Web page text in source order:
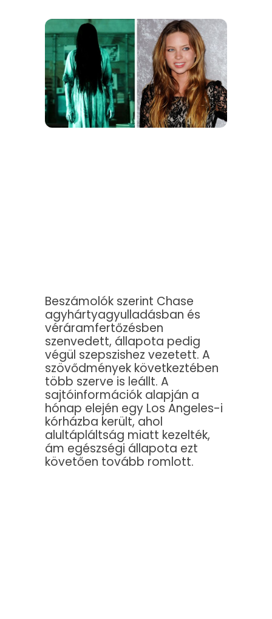
Beszámolók szerint Chase
agyhártyagyulladásban és
véráramfertőzésben
szenvedett, állapota pedig
végül szepszishez vezetett. A
szövődmények következtében
több szerve is leállt. A
sajtóinformációk alapján a
hónap elején egy Los Angeles-i
kórházba került, ahol
alultápláltság miatt kezelték,
ám egészségi állapota ezt
követően tovább romlott.